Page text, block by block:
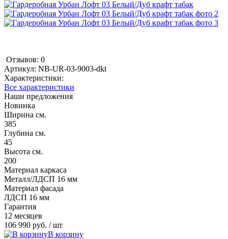
Отзывов: 0
Артикул: NB-UR-03-9003-dkt
Характеристики:
Все характеристики
Наши предложения
Новинка
Ширина см.
385
Глубина см.
45
Высота см.
200
Материал каркаса
Металл/ЛДСП 16 мм
Материал фасада
ЛДСП 16 мм
Гарантия
12 месяцев
106 990 руб. / шт
В корзину